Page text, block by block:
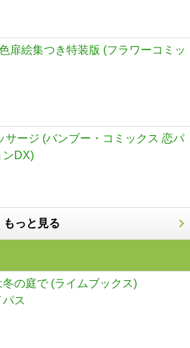
扉絵集つき特装版 (フラワーコミッ
サージ (バンブー・コミックス 恋パ
ンDX)
もっと見る
の庭で (ライムブックス)
パス